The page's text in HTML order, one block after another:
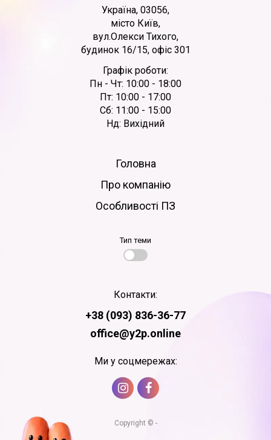
Україна, 03056,
місто Київ,
вул.Олекси Тихого,
будинок 16/15, офіс 301
Графік роботи:
Пн - Чт: 10:00 - 18:00
Пт: 10:00 - 17:00
Сб: 11:00 - 15:00
Нд: Вихідний
Головна
Про компанію
Особливості ПЗ
Тип теми
Контакти:
+38 (093) 836-36-77
office@y2p.online
Ми у соцмережах:
Copyright © -